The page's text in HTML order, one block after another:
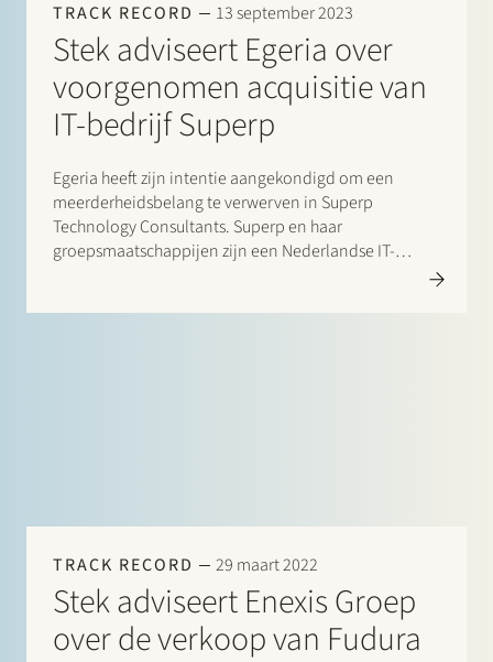
TRACK RECORD 13 september 2023
Stek adviseert Egeria over
voorgenomen acquisitie van
IT-bedrijf Superp
Egeria heeft zijn intentie aangekondigd om een
meerderheidsbelang te verwerven in Superp
Technology Consultants. Superp en haar
groepsmaatschappijen zijn een Nederlandse IT-
service provider gespecialiseerd in de implementatie
TRACK RECORD 29 maart 2022
Stek adviseert Enexis Groep
over de verkoop van Fudura